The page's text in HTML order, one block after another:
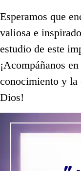
Esperamos que
valiosa e
estudio de este
¡Acompáñanos
conocimiento y la
Dios!